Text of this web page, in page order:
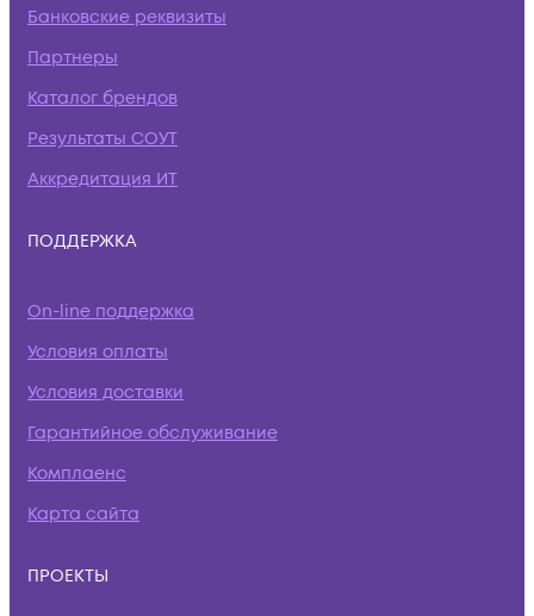
Банковские реквизиты
Партнеры
Каталог брендов
Результаты СОУТ
Аккредитация ИТ
ПОДДЕРЖКА
On-line поддержка
Условия оплаты
Условия доставки
Гарантийное обслуживание
Комплаенс
Карта сайта
ПРОЕКТЫ